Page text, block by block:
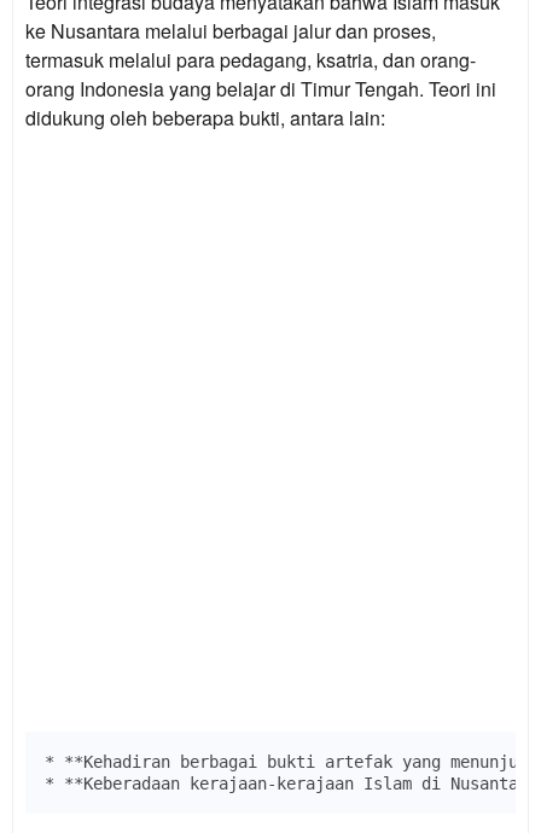
ke Nusantara melalui berbagai jalur dan proses,
termasuk melalui para pedagang, ksatria, dan orang-
orang Indonesia yang belajar di Timur Tengah. Teori ini
didukung oleh beberapa bukti, antara lain:
* **Kehadiran berbagai bukti artefak yang